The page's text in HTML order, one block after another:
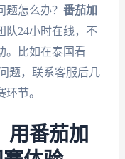
怎么办？ 番茄加
队24小时在线，不
。比如在泰国看
题，联系客服后几
节。
用番茄加